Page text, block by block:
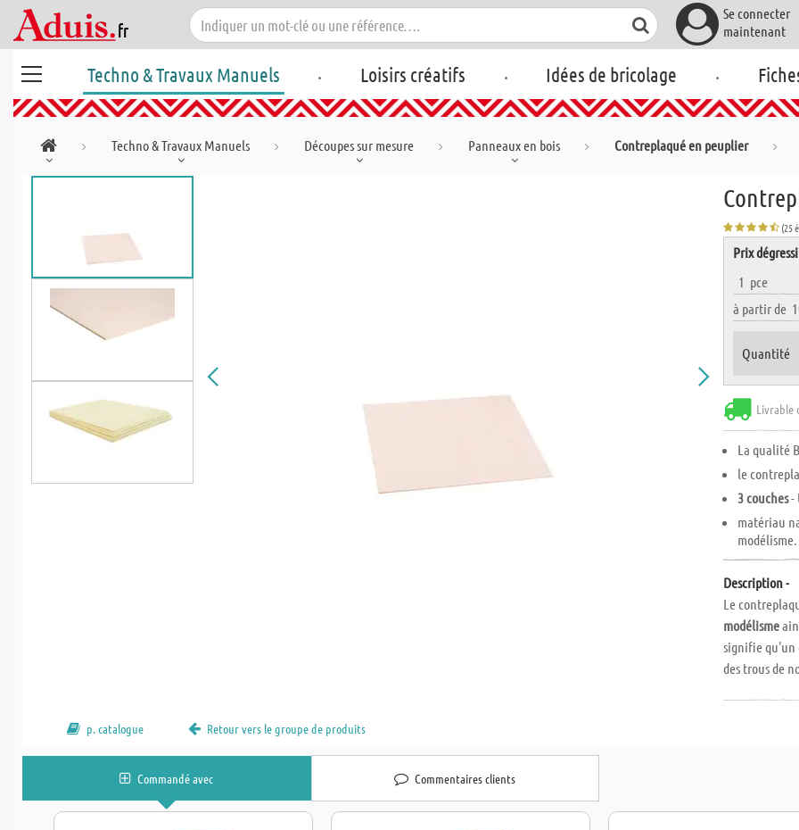
Se connecter
maintenant
Techno & Travaux Manuels . Loisirs créatifs . Idées de bricolage .
Techno & Travaux Manuels Découpes sur mesure Panneaux en bois Contreplaqué en peuplier
(25
Prix
1 pce
à partir de
Quantité
Livrable
La qualité
le
3 couches-
matériau
Description -
Le
modélisme
signifie qu'un
des trous de
dans le
p. catalogue Retour vers le groupe de produits
Commandé avec Commentaires clients